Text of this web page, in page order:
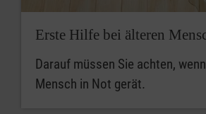
Erste Hilfe bei älteren
Darauf müssen Sie achten,
Mensch in Not gerät.